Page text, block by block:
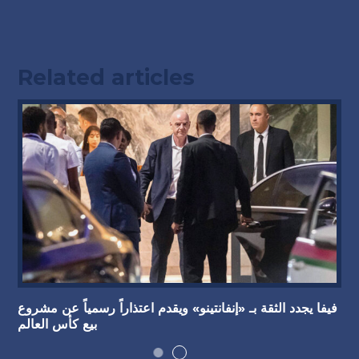
Related articles
فيفا يجدد الثقة بـ «إنفانتينو» ويقدم اعتذاراً رسمياً عن مشروع
بيع كأس العالم